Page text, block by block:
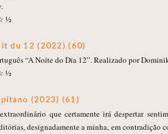
½
du 12 (2022) (60)
“A Noite do Dia 12”. Realizado por
½
(2023) (61)
que certamente irá despertar
designadamente a minha, em contradição